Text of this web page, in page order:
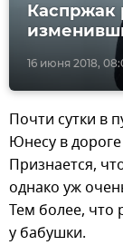
16 июня 2018,
Каспржак
Почти сутки в
Юнесу в
Признается,
однако уж
Тем более, что
у бабушки.